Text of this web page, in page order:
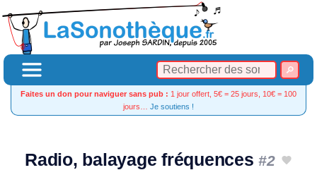
Faites un don pour naviguer sans pub : 1 jour offert, 5€ = 25 jours, 10€ = 100
jours… Je soutiens !
Radio, balayage fréquences#2